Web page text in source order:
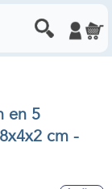
en 5
cm -